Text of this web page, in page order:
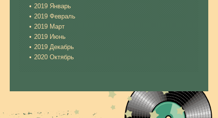
2019 Январь
2019 Февраль
2019 Март
2019 Июнь
2019 Декабрь
2020 Октябрь